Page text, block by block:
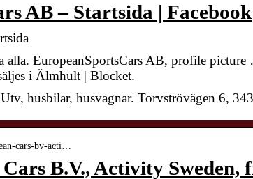
AB – Startsida | Facebook
alla. EuropeanSportsCars AB, profile
i Älmhult | Blocket.
husbilar, husvagnar. Torvströvägen 6,
cars-bv-acti…
B.V., Activity Sweden,